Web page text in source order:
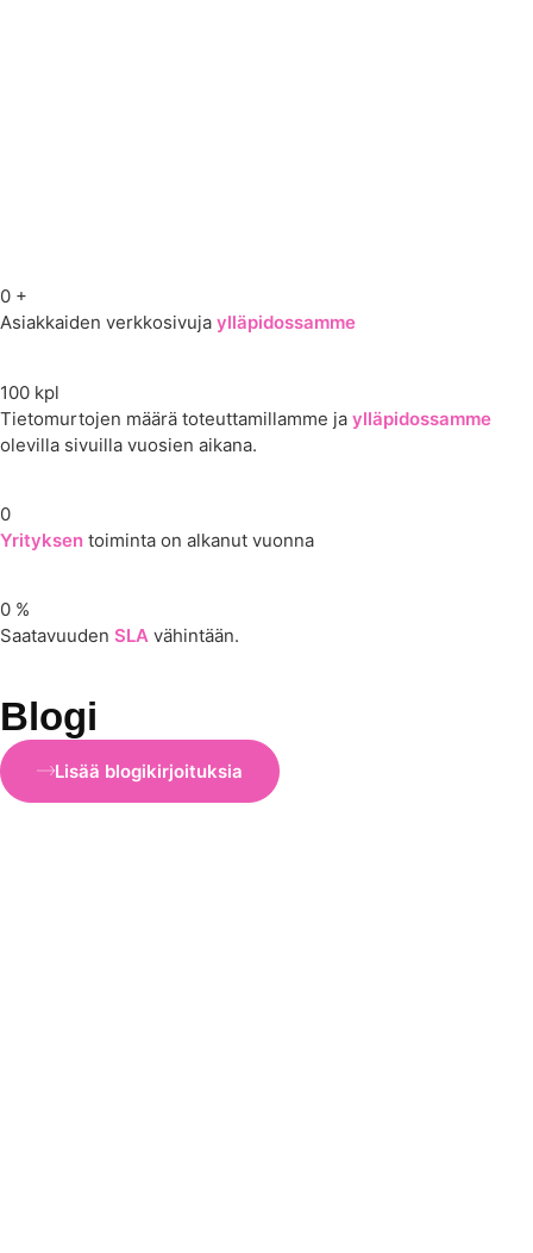
0 +
Asiakkaiden verkkosivuja ylläpidossamme
100 kpl
Tietomurtojen määrä toteuttamillamme ja ylläpidossamme
olevilla sivuilla vuosien aikana.
0
Yrityksen toiminta on alkanut vuonna
0 %
Saatavuuden SLA vähintään.
Blogi
Lisää blogikirjoituksia